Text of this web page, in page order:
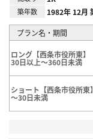
築年数 1982年 12月
プラン名・期間
ロング【西条市役所東】
30日以上～360日未満
ショート【西条市役所東】
～30日未満